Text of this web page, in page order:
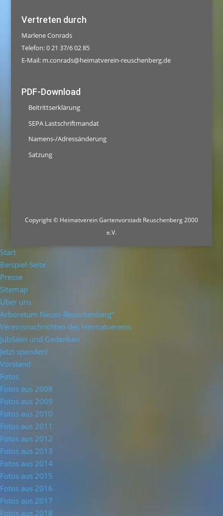
Vertreten durch
Marlene Conrads
Telefon: 0 21 37/6 02 85
E-Mail: m.conrads@heimatverein-reuschenberg.de
PDF-Download
Beitrittserklärung
SEPA Lastschriftmandat
Namens-/Adressänderung
Satzung
Copyright © Heimatverein Gartenvorstadt Reuschenberg 2000
e.V.
Start
Beispiel-Seite
Presse
Sitemap
Über uns
Arboretum Neuss-Reuschenberg“
Vereinsnachrichten des Heimatvereins
Jubiläen und Gedenken
Jetzt spenden!
Vorstand
Fotos
Fotos aus 2008
Fotos aus 2009
Fotos aus 2010
Fotos aus 2011
Fotos aus 2012
Fotos aus 2013
Fotos aus 2014
Fotos aus 2015
Fotos aus 2016
Fotos aus 2017
Fotos aus 2018